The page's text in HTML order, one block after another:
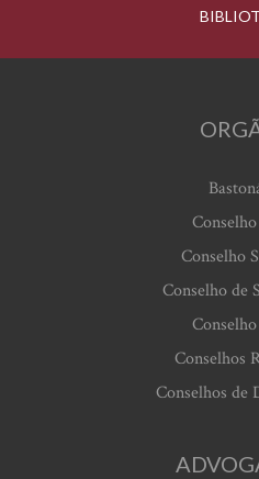
Conselho
Conselho de
Conselhos
Conselhos de